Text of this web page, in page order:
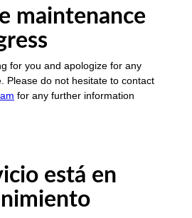
maintenance
for you and apologize for any
Please do not hesitate to contact
for any further information
está en